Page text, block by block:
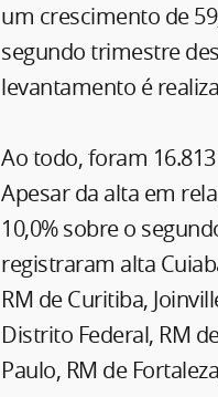
um crescimento de
segundo trimestre
levantamento é
Ao todo, foram
Apesar da alta em
10,0% sobre o
registraram alta
RM de Curitiba,
Distrito Federal, RM
Paulo, RM de